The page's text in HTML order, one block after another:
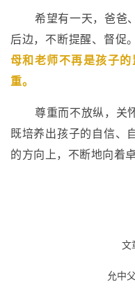
希望有一天，爸爸
后边，不断提醒、督促
母和老师不再是孩子
重。
尊重而不放纵，关
既培养出孩子的自信、
的方向上，不断地向着
文
允中